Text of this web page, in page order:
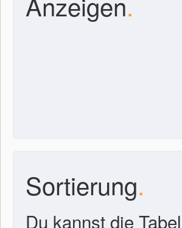
Sortierung.
Du kannst die